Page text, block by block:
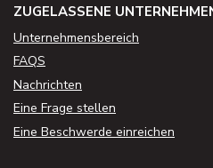
ZUGELASSENE
Unternehmensbereich
FAQS
Nachrichten
Eine Frage stellen
Eine Beschwerde einreichen